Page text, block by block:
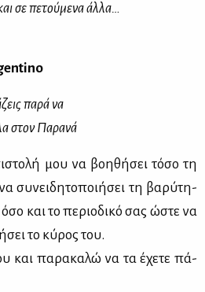
σε πετούμενα άλλα…
παρά να
στον Παρανά
μου να βοη­θή­σει τό­σο τη
συ­νει­δη­το­ποι­ή­σει τη βα­ρύ­τη­
και το πε­ριο­δι­κό σας ώστε να
το κύ­ρος του.
και πα­ρα­κα­λώ να τα έχε­τε πά­